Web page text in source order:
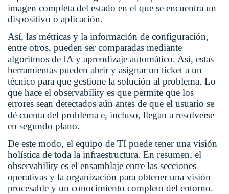
imagen completa del estado en el que se encuentra un
dispositivo o aplicación.
Así, las métricas y la información de configuración,
entre otros, pueden ser comparadas mediante
algoritmos de IA y aprendizaje automático. Así, estas
herramientas pueden abrir y asignar un ticket a un
técnico para que gestione la solución al problema. Lo
que hace el observability es que permite que los
errores sean detectados aún antes de que el usuario se
dé cuenta del problema e, incluso, llegan a resolverse
en segundo plano.
De este modo, el equipo de TI puede tener una visión
holística de toda la infraestructura. En resumen, el
observability es el ensamblaje entre las secciones
operativas y la organización para obtener una visión
procesable y un conocimiento completo del entorno.